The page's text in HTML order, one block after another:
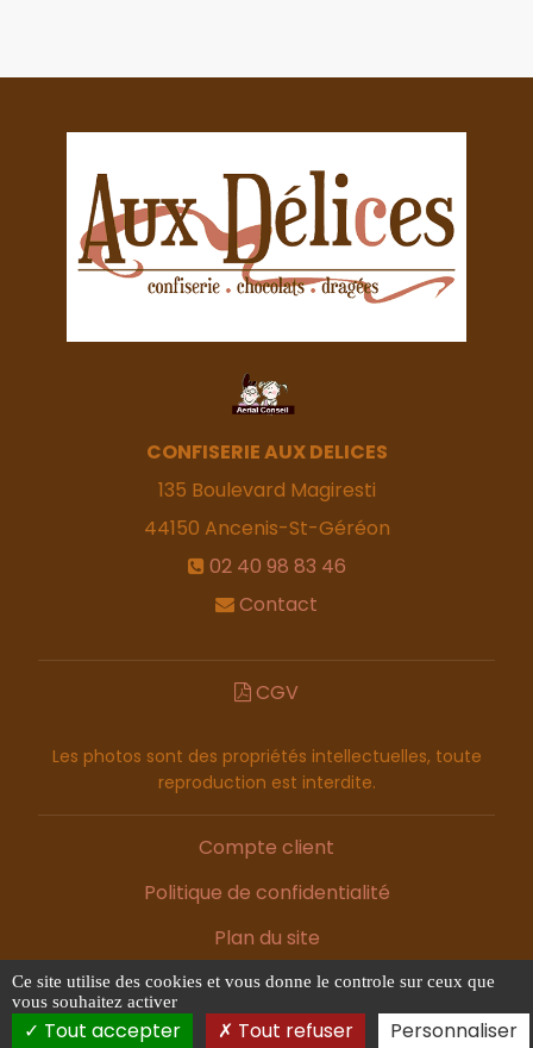
CONFISERIE AUX DELICES
135 Boulevard Magiresti
44150 Ancenis-St-Géréon
02 40 98 83 46
Contact
CGV
Les photos sont des propriétés intellectuelles, toute
reproduction est interdite.
Compte client
Politique de confidentialité
Plan du site
Mentions légales
Ce site utilise des cookies et vous donne le controle sur ceux que
vous souhaitez activer
Tout accepter Tout refuser Personnaliser